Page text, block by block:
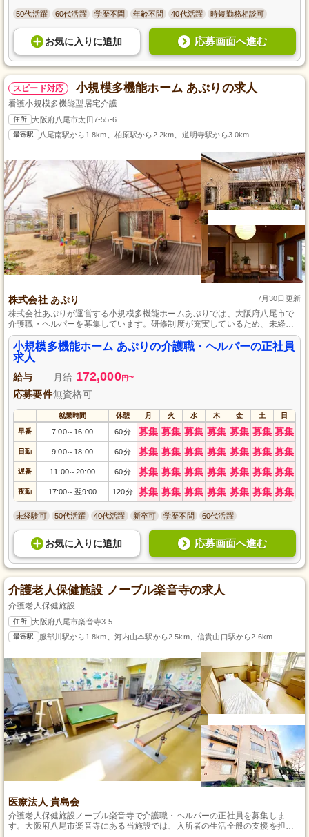
50代活躍 60代活躍 学歴不問 年齢不問 40代活躍 時短勤務相談可
お気に入り に追加 応募画面へ進む
スピード対応 小規模多機能ホーム あぷりの求人
看護小規模多機能型居宅介護
住所 大阪府八尾市太田7-55-6
最寄駅 八尾南駅から1.8km、柏原駅から2.2km、道明寺駅から3.0km
株式会社 あぷり 7月30日更新
株式会社あぷりが運営する小規模多機能ホームあぷりでは、大阪府八尾市で
介護職・ヘルパーを募集しています。研修制度が充実しているため、未経験
者でも安心してスタート可能です。日々新しいサービスを提供し、ご利用者
さまの「ありがとう」にやりがいを感じる職場です。夜勤手当や資格手当、
処遇改善手当などがあり、頑張りをしっかりと応援します。ご利用者さまの
生活をサポートしながらスキルアップを目指しませんか？
小規模多機能ホーム あぷりの介護職・ヘルパーの正社員
求人
給与 月給 172,000円~
応募要件無資格可
就業時間 休憩 月 火 水 木 金 土 日
早番 7:00～ 16:00 60分 募集 募集 募集 募集 募集 募集 募集
日勤 9:00～ 18:00 60分 募集 募集 募集 募集 募集 募集 募集
遅番 11:00～20:00 60分 募集 募集 募集 募集 募集 募集 募集
夜勤 17:00～ 翌9:00 120分 募集 募集 募集 募集 募集 募集 募集
未経験可 50代活躍 40代活躍 新卒可 学歴不問 60代活躍
お気に入り に追加 応募画面へ進む
介護老人保健施設 ノーブル楽音寺の求人
介護老人保健施設
住所 大阪府八尾市楽音寺3-5
最寄駅 服部川駅から1.8km、河内山本駅から2.5km、信貴山口駅から2.6km
医療法人 貴島会
介護老人保健施設ノーブル楽音寺で介護職・ヘルパーの正社員を募集しま
す。大阪府八尾市楽音寺にある当施設では、入所者の生活全般の支援を担当